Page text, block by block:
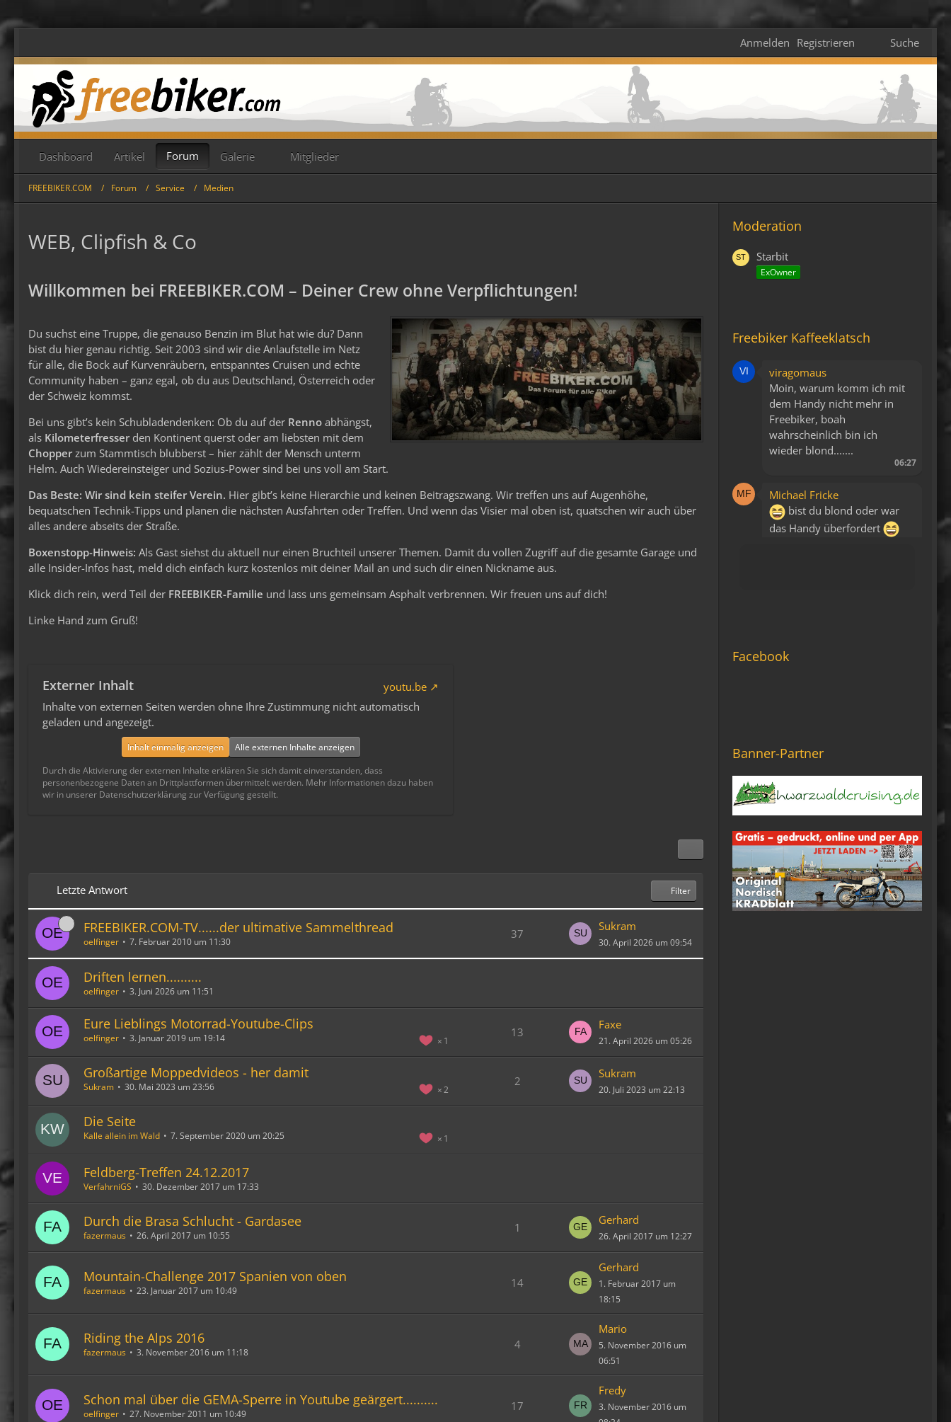
Anmelden Registrieren Suche
Dashboard Artikel Forum Galerie Mitglieder
FREEBIKER.COM Forum Service Medien
WEB, Clipfish & Co
Willkommen bei FREEBIKER.COM – Deiner Crew ohne Verpflichtungen!
Du suchst eine Truppe, die genauso Benzin im Blut hat wie du? Dann
bist du hier genau richtig. Seit 2003 sind wir die Anlaufstelle im Netz
für alle, die Bock auf Kurvenräubern, entspanntes Cruisen und echte
Community haben – ganz egal, ob du aus Deutschland, Österreich oder
der Schweiz kommst.
Bei uns gibt’s kein Schubladendenken: Ob du auf der Renno abhängst,
als Kilometerfresser den Kontinent querst oder am liebsten mit dem
Chopper zum Stammtisch blubberst – hier zählt der Mensch unterm
Helm. Auch Wiedereinsteiger und Sozius-Power sind bei uns voll am Start.
Das Beste: Wir sind kein steifer Verein. Hier gibt’s keine Hierarchie und keinen Beitragszwang. Wir treffen uns auf Augenhöhe,
bequatschen Technik-Tipps und planen die nächsten Ausfahrten oder Treffen. Und wenn das Visier mal oben ist, quatschen wir auch über
alles andere abseits der Straße.
Boxenstopp-Hinweis: Als Gast siehst du aktuell nur einen Bruchteil unserer Themen. Damit du vollen Zugriff auf die gesamte Garage und
alle Insider-Infos hast, meld dich einfach kurz kostenlos mit deiner Mail an und such dir einen Nickname aus.
Klick dich rein, werd Teil der FREEBIKER-Familie und lass uns gemeinsam Asphalt verbrennen. Wir freuen uns auf dich!
Linke Hand zum Gruß!
Externer Inhalt
youtu.be
Inhalte von externen Seiten werden ohne Ihre Zustimmung nicht automatisch
geladen und angezeigt.
Inhalt einmalig anzeigen
Alle externen Inhalte anzeigen
Durch die Aktivierung der externen Inhalte erklären Sie sich damit einverstanden, dass
personenbezogene Daten an Drittplattformen übermittelt werden. Mehr Informationen dazu haben
wir in unserer Datenschutzerklärung zur Verfügung gestellt.
Letzte Antwort Filter
FREEBIKER.COM-TV......der ultimative Sammelthread
oelfinger 7. Februar 2010 um 11:30
37
Sukram
30. April 2026 um 09:54
Driften lernen..........
oelfinger 3. Juni 2026 um 11:51
Eure Lieblings Motorrad-Youtube-Clips
1
oelfinger 3. Januar 2019 um 19:14 13
Faxe
21. April 2026 um 05:26
Großartige Moppedvideos - her damit
2
Sukram 30. Mai 2023 um 23:56 2
Sukram
20. Juli 2023 um 22:13
Die Seite
1
Kalle allein im Wald 7. September 2020 um 20:25
Feldberg-Treffen 24.12.2017
VerfahrniGS 30. Dezember 2017 um 17:33
Durch die Brasa Schlucht - Gardasee
fazermaus 26. April 2017 um 10:55
1
Gerhard
26. April 2017 um 12:27
Mountain-Challenge 2017 Spanien von oben
fazermaus 23. Januar 2017 um 10:49
14
Gerhard
1. Februar 2017 um
18:15
Riding the Alps 2016
fazermaus 3. November 2016 um 11:18
4
Mario
5. November 2016 um
06:51
Schon mal über die GEMA-Sperre in Youtube geärgert..........
oelfinger 27. November 2011 um 10:49
17
Fredy
3. November 2016 um
Moderation
Starbit
ExOwner
Freebiker Kaffeeklatsch
viragomaus
Moin, warum komm ich mit
dem Handy nicht mehr in
Freebiker, boah
wahrscheinlich bin ich
wieder blond.......
06:27
Michael Fricke
bist du blond oder war
das Handy überfordert
Relax
Liegt bestimmt daran, dass
Die Seite seh ich, ich kann
auch viel lesen, aber ich
komm nimmer rein...
Vielleicht doch blond...
blöd... blind..
06:42
Michael Fricke
12:27
Facebook
Banner-Partner